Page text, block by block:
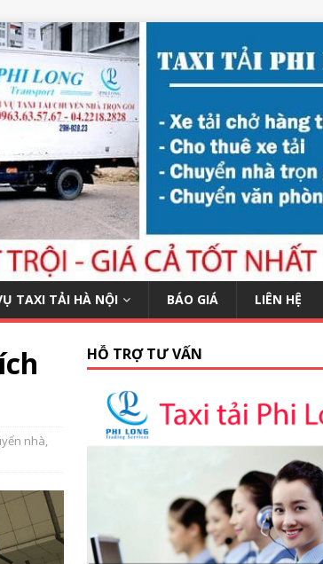
TAXI TẢI HÀ NỘI BÁO GIÁ LIÊN HỆ
nhà,
HỖ TRỢ TƯ VẤN